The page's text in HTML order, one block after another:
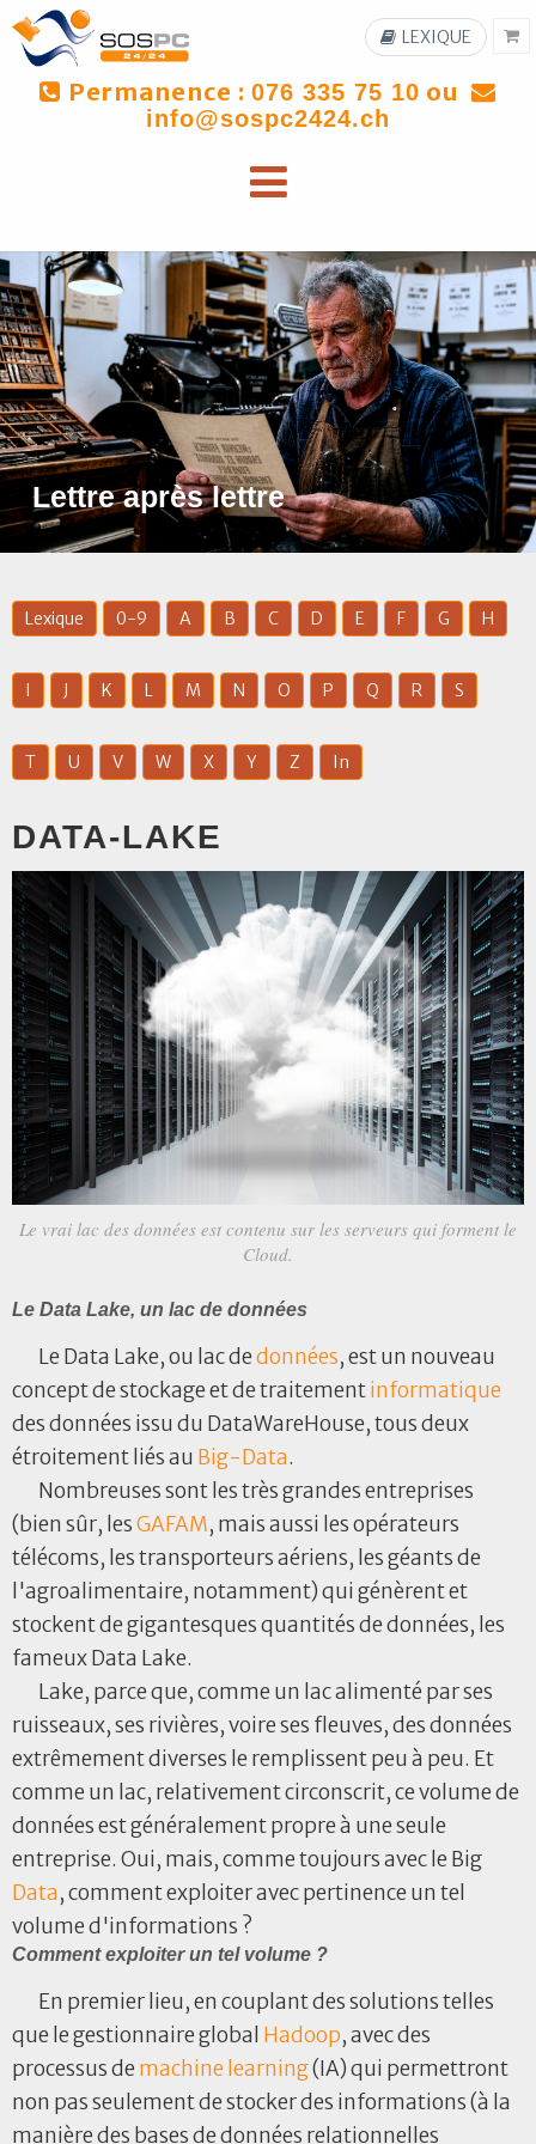
Permanence : 076 335 75 10 ou
info@sospc2424.ch
LEXIQUE
Lettre après lettre
Lexique 0-9 A B C D E F G H
I J K L M N O P Q R S
T U V W X Y Z In
DATA-LAKE
Le vrai lac des données est contenu sur les serveurs qui forment le
Cloud.
Le Data Lake, un lac de données
Le Data Lake, ou lac dedonnées, est un nouveau
concept de stockage et de traitementinformatique
des données issu du DataWareHouse, tous deux
étroitement liés au Big-Data.
Nombreuses sont les très grandes entreprises
(bien sûr, lesGAFAM, mais aussi les opérateurs
télécoms, les transporteurs aériens, les géants de
l'agroalimentaire, notamment) qui génèrent et
stockent de gigantesques quantités de données, les
fameux Data Lake.
Lake, parce que, comme un lac alimenté par ses
ruisseaux, ses rivières, voire ses fleuves, des données
extrêmement diverses le remplissent peu à peu. Et
comme un lac, relativement circonscrit, ce volume de
données est généralement propre à une seule
entreprise. Oui, mais, comme toujours avec le Big
Data, comment exploiter avec pertinence un tel
volume d'informations ?
Comment exploiter un tel volume ?
En premier lieu, en couplant des solutions telles
que le gestionnaire global Hadoop, avec des
processus de machine learning(IA) qui permettront
non pas seulement de stocker des informations (à la
manière des bases de données relationnelles